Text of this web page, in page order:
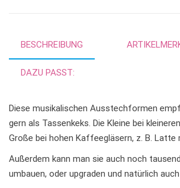
BESCHREIBUNG
DAZU PASST:
Diese musikalischen Ausstechformen
gern als Tassenkeks. Die Kleine bei
Große bei hohen Kaffeegläsern, z. B. Latte
Außerdem kann man sie auch noch
umbauen, oder upgraden und natürlich